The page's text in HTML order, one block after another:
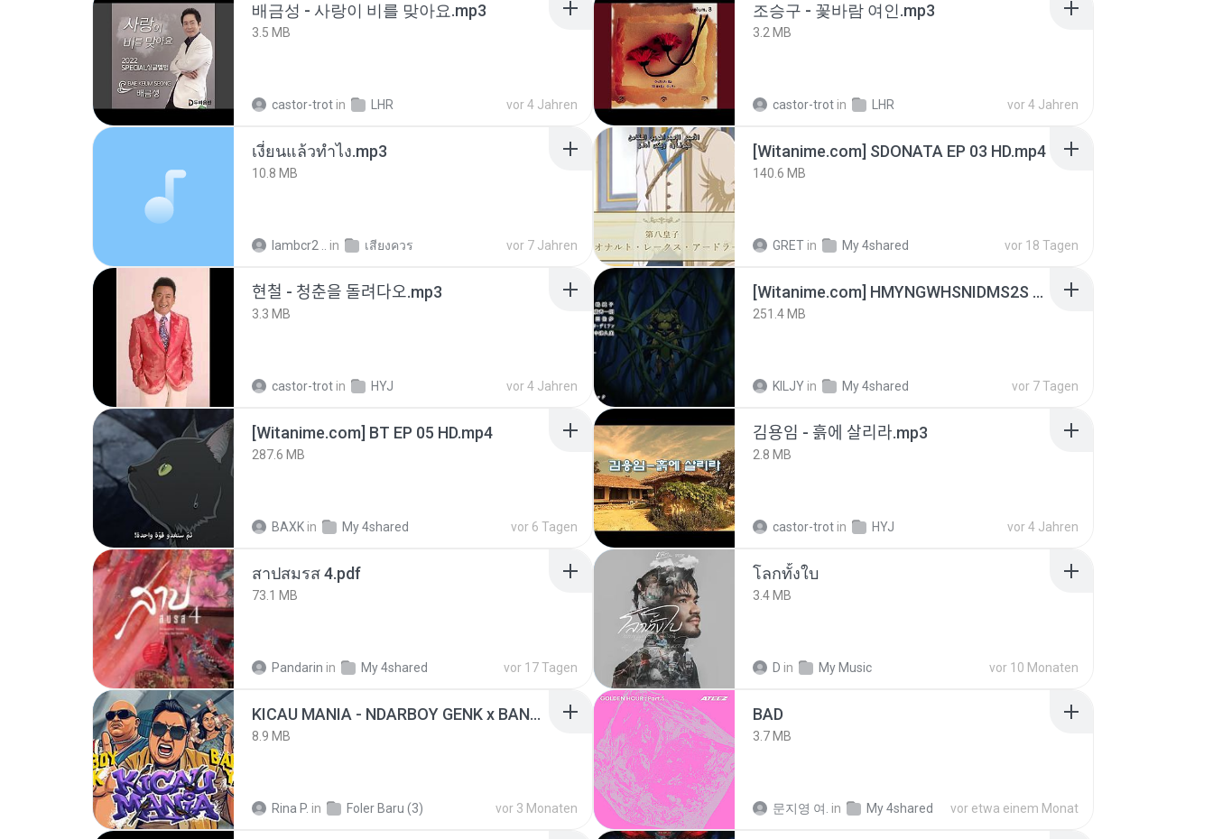
배금성 - 사랑이 비를 맞아요.mp3
3.5 MB
castor-trot in LHR vor 4 Jahren
조승구 - 꽃바람 여인.mp3
3.2 MB
castor-trot in LHR vor 4 Jahren
เงี่ยนแล้วทำไง.mp3
10.8 MB
lambcr2 .. in เสียงควร vor 7 Jahren
[Witanime.com] SDONATA EP 03 HD.mp4
140.6 MB
GRET in My 4shared vor 18 Tagen
현철 - 청춘을 돌려다오.mp3
3.3 MB
castor-trot in HYJ vor 4 Jahren
[Witanime.com] HMYNGWHSNIDMS2S EP 05 HD.mp4
251.4 MB
KILJY in My 4shared vor 7 Tagen
[Witanime.com] BT EP 05 HD.mp4
287.6 MB
BAXK in My 4shared vor 6 Tagen
김용임 - 흙에 살리라.mp3
2.8 MB
castor-trot in HYJ vor 4 Jahren
สาปสมรส 4.pdf
73.1 MB
Pandarin in My 4shared vor 17 Tagen
โลกทั้งใบ
3.4 MB
D in My Music vor 10 Monaten
KICAU MANIA - NDARBOY GENK x BANDITOZ YAOW 86 (OFFICIAL LYRIC VIDEO) GAS POL NDANGAK
8.9 MB
Rina P. in Foler Baru (3) vor 3 Monaten
BAD
3.7 MB
문지영 여. in My 4shared vor etwa einem Monat